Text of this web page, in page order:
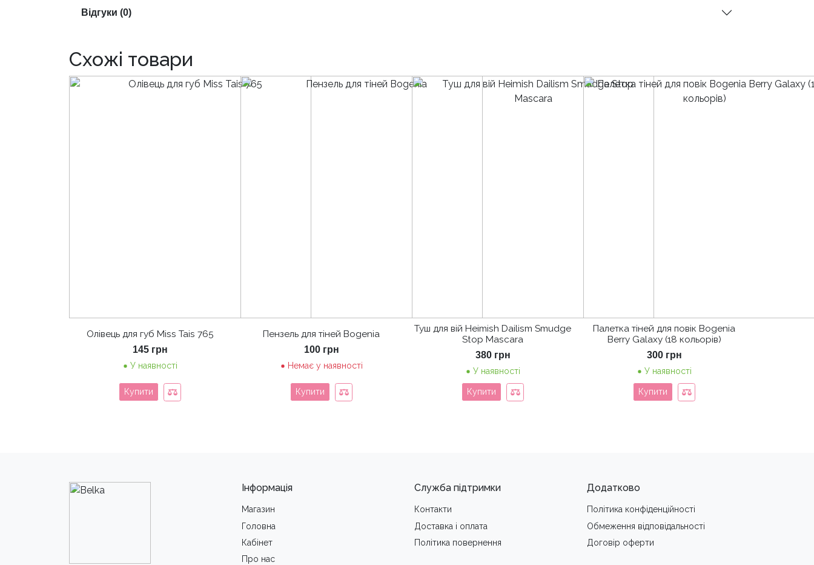
Відгуки (0)
Схожі товари
Олівець для губ Miss Tais 765
145 грн
У наявності
Купити
Пензель для тіней Bogenia
100 грн
Немає у наявності
Купити
Туш для вій Heimish Dailism Smudge
Stop Mascara
380 грн
У наявності
Купити
Палетка тіней для повік Bogenia
Berry Galaxy (18 кольорів)
300 грн
У наявності
Купити
Служба підтримки
Контакти
Доставка i оплата
Політика повернення
Інформація
Магазин
Головна
Кабінет
Про нас
Додатково
Політика конфіденційності
Обмеження вiдповiдальностi
Договір оферти